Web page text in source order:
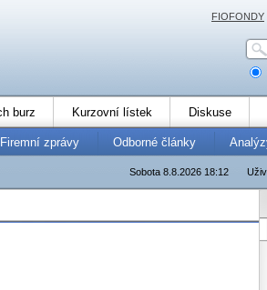
burz Kurzovní lístek Diskuse
Firemní zprávy Odborné články
Sobota 8.8.2026 18:12
FIOFONDY